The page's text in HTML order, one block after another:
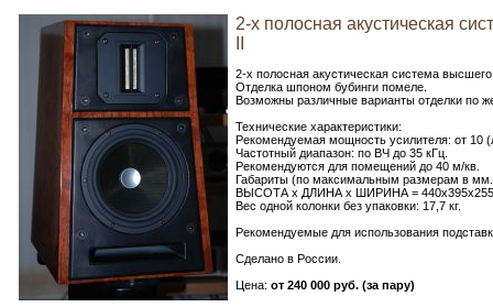
2-х полосная акустическая
2-х полосная акустическая система
Отделка шпоном бубинги помеле.
Возможны различные варианты отделки по
Технические характеристики:
Рекомендуемая мощность усилителя: от 10
Частотный диапазон: по ВЧ до 35 кГц.
Рекомендуются для помещений до 40 м/кв.
Габариты (по максимальным размерам в
ВЫСОТА х ДЛИНА х ШИРИНА = 440х395х255
Вес одной колонки без упаковки: 17,7 кг.
Рекомендуемые для использования
Сделано в России.
Цена: от 240 000 руб. (за пару)